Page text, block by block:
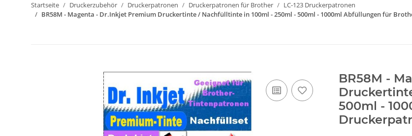
Startseite Druckerzubehör Druckerpatronen Druckerpatronen für Brother
LC-123 Druckerpatronen
BR58M - Magenta - Dr.Inkjet Premium Druckertinte / Nachfülltinte in 100ml - 250ml - 500ml - 1000ml Abfüllungen für
BR58M -
500ml -